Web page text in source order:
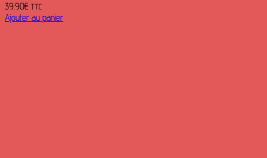
39.90€ TTC
Ajouter au panier